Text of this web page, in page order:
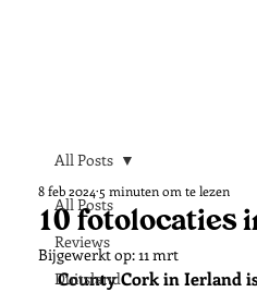
All Posts
Reviews
Duitsland
All Posts
10 fotolocaties
8 feb 2024 5 minuten om te lezen
Bijgewerkt op:11 mrt
County Cork in Ierland